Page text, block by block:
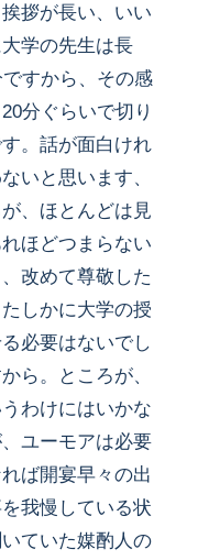
拶が長い、いい
学の先生は長
すから、その感
分ぐらいで切り
。話が面白けれ
いと思います、
、ほとんどは見
ほどつまらない
改めて尊敬した
しかに大学の授
必要はないでし
ら。ところが、
わけにはいかな
ユーモアは必要
ば開宴早々の出
我慢している状
ていた媒酌人の